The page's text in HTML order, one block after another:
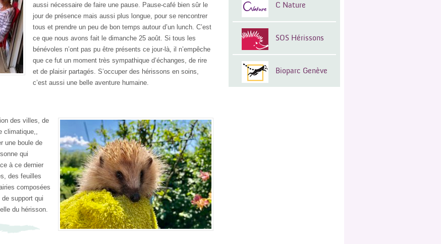
aussi nécessaire de faire une pause. Pause-café bien sûr le
jour de présence mais aussi plus longue, pour se rencontrer
tous et prendre un peu de bon temps autour d’un lunch. C’est
ce que nous avons fait le dimanche 25 août. Si tous les
bénévoles n’ont pas pu être présents ce jour-là, il n’empêche
que ce fut un moment très sympathique d’échanges, de rire
et de plaisir partagés. S’occuper des hérissons en soins,
c’est aussi une belle aventure humaine.
des villes, de
climatique,,
une boule de
qui
à ce dernier
des feuilles
composées
support qui
du hérisson.
C Nature
SOS Hérissons
Bioparc Genève